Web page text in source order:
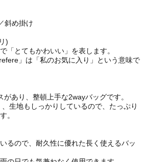
斜め掛け
)
「とてもかわいい」を表します。
」は「私のお気に入り」という意味で
あり、整頓上手な2wayバッグです。
生地もしっかりしているので、たっぷり
。
るので、耐久性に優れた長く使えるバッ